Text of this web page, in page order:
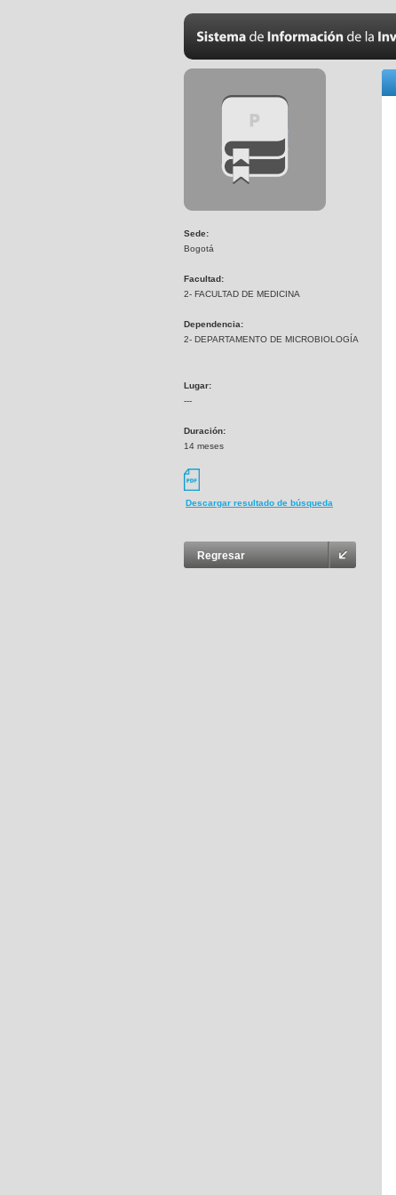
Sede:
Bogotá
Facultad:
2- FACULTAD DE MEDICINA
Dependencia:
2- DEPARTAMENTO DE MICROBIOLOGÍA
Lugar:
---
Duración:
14 meses
Descargar resultado de búsqueda
Regresar